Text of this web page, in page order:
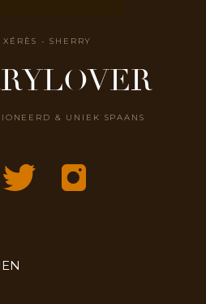
- SHERRY
& UNIEK SPAANS